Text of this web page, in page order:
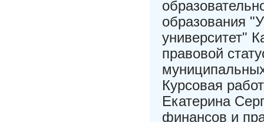
образования
университет"
правовой
Курсовая
Екатерина
финансов и